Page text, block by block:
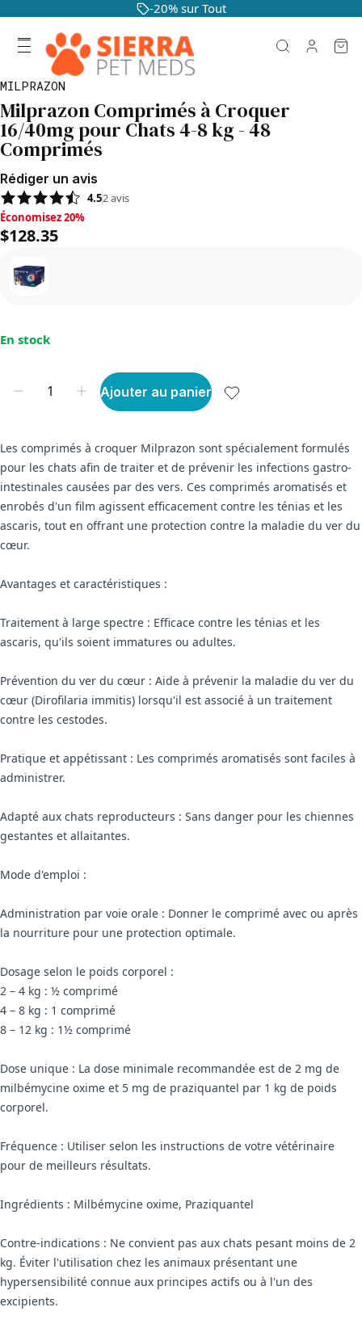
-20% sur Tout
MILPRAZON
Milprazon Comprimés à Croquer
16/40mg pour Chats 4-8 kg - 48
Comprimés
Rédiger un avis
4.52avis
Économisez 20%, $128.35
Économisez 20%
$128.35
En stock
Ajouter au panier
Les comprimés à croquer Milprazon sont spécialement formulés
pour les chats afin de traiter et de prévenir les infections gastro-
intestinales causées par des vers. Ces comprimés aromatisés et
enrobés d'un film agissent efficacement contre les ténias et les
ascaris, tout en offrant une protection contre la maladie du ver du
cœur.
Avantages et caractéristiques :
Traitement à large spectre : Efficace contre les ténias et les
ascaris, qu'ils soient immatures ou adultes.
Prévention du ver du cœur : Aide à prévenir la maladie du ver du
cœur (Dirofilaria immitis) lorsqu'il est associé à un traitement
contre les cestodes.
Pratique et appétissant : Les comprimés aromatisés sont faciles à
administrer.
Adapté aux chats reproducteurs : Sans danger pour les chiennes
gestantes et allaitantes.
Mode d'emploi :
Administration par voie orale : Donner le comprimé avec ou après
la nourriture pour une protection optimale.
Dosage selon le poids corporel :
2 – 4 kg : ½ comprimé
4 – 8 kg : 1 comprimé
8 – 12 kg : 1½ comprimé
Dose unique : La dose minimale recommandée est de 2 mg de
milbémycine oxime et 5 mg de praziquantel par 1 kg de poids
corporel.
Fréquence : Utiliser selon les instructions de votre vétérinaire
pour de meilleurs résultats.
Ingrédients : Milbémycine oxime, Praziquantel
Contre-indications : Ne convient pas aux chats pesant moins de 2
kg. Éviter l'utilisation chez les animaux présentant une
hypersensibilité connue aux principes actifs ou à l'un des
excipients.